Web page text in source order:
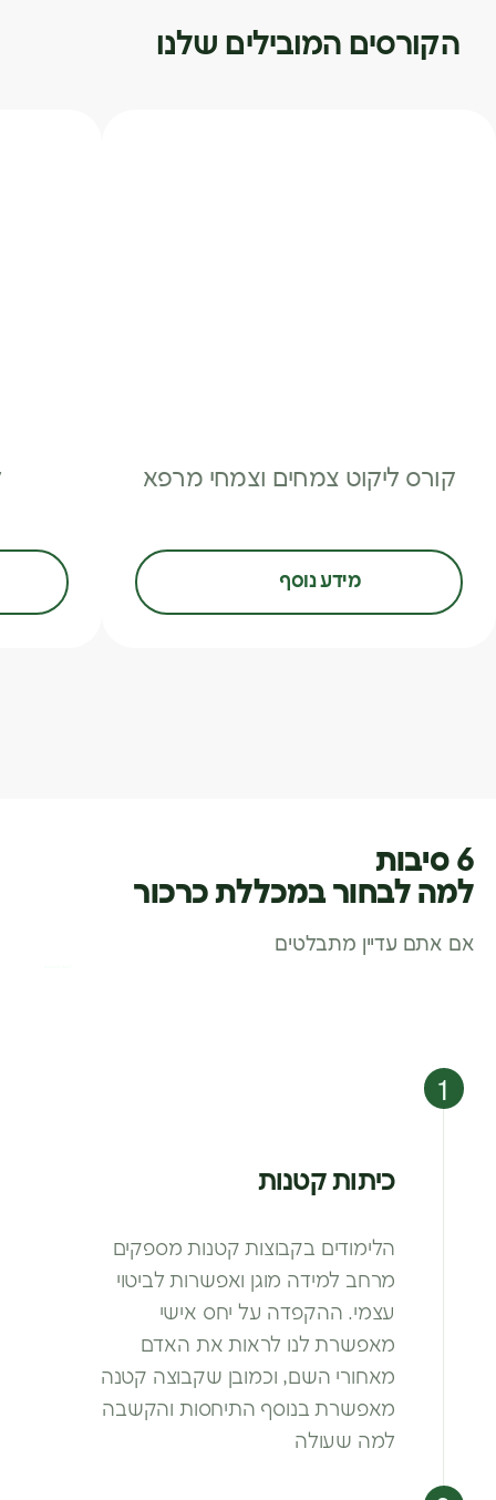
הקורסים המובילים שלנו
קורס ליקוט צמחים וצמחי מרפא
מידע נוסף
6 סיבות
למה לבחור במכללת כרכור
אם אתם עדיין מתבלטים
כיתות קטנות
הלימודים בקבוצות קטנות מספקים
מרחב למידה מוגן ואפשרות לביטוי
עצמי. ההקפדה על יחס אישי
מאפשרת לנו לראות את האדם
מאחורי השם, וכמובן שקבוצה קטנה
מאפשרתבנוסף התיחסות והקשבה
למה שעולה